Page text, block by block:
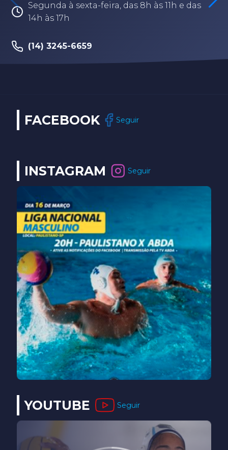
Segunda à sexta-feira, das 8h às 11h e das
14h às 17h
(14) 3245-6659
FACEBOOK Seguir
INSTAGRAM Seguir
YOUTUBE Seguir